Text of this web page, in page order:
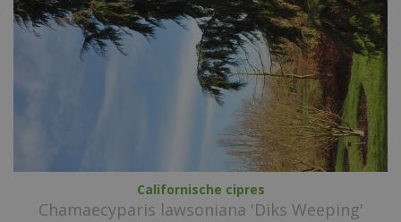
Californische cipres
Chamaecyparis lawsoniana 'Diks Weeping'